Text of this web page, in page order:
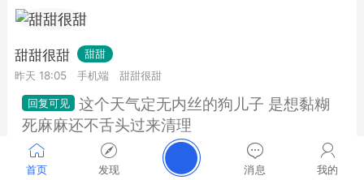
首页 发现 消息 我的
甜甜很甜
甜甜
昨天 18:05
手机端 甜甜很甜
这个天气定无内丝的狗儿子 是想黏糊
死麻麻还不舌头过来清理
推荐默往加我 墨往号ywdulala912 扣扣号
1527789981 下单赠送穿着视频收集验证视频 轻